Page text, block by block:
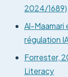
2024/1689)
Al-Maamari
régulation
Forrester,
Literacy